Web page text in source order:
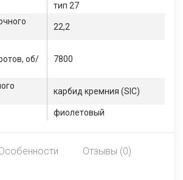
тип 27
22,2
об/
7800
карбид кремния (SIC)
фиолетовый
Отзывы (0)